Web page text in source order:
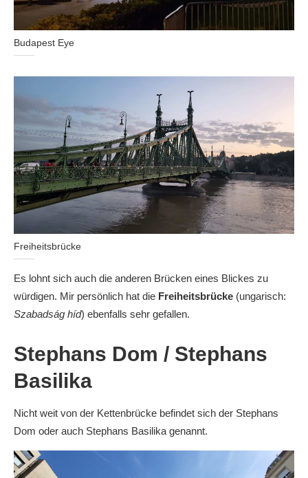
Budapest Eye
Freiheitsbrücke
Es lohnt sich auch die anderen Brücken eines Blickes zu
würdigen. Mir persönlich hat die Freiheitsbrücke (ungarisch:
Szabadság híd) ebenfalls sehr gefallen.
Stephans Dom / Stephans
Basilika
Nicht weit von der Kettenbrücke befindet sich der Stephans
Dom oder auch Stephans Basilika genannt.